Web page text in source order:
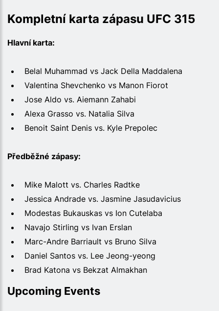
Kompletní karta zápasu UFC 315
Hlavní karta:
Belal Muhammad vs Jack Della Maddalena
Valentina Shevchenko vs Manon Fiorot
Jose Aldo vs. Aiemann Zahabi
Alexa Grasso vs. Natalia Silva
Benoit Saint Denis vs. Kyle Prepolec
Předběžné zápasy:
Mike Malott vs. Charles Radtke
Jessica Andrade vs. Jasmine Jasudavicius
Modestas Bukauskas vs Ion Cutelaba
Navajo Stirling vs Ivan Erslan
Marc-Andre Barriault vs Bruno Silva
Daniel Santos vs. Lee Jeong-yeong
Brad Katona vs Bekzat Almakhan
Upcoming Events